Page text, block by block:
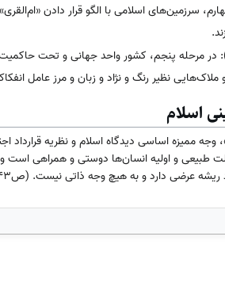
سرزمین‌های اسلامی با الگو قرار دادن
مرحله پنجم، کشور واحد جهانی و تحت حاکمیت
ملاک‌هایی نظیر رنگ و نژاد و زبان و مرز عامل
اسلام
وجه ممیزه اساسی دیدگاه اسلام و نظریه
طبیعی و اولیه انسان‌ها دوستی و همراهی
عرضی دارد و به هیچ وجه ذاتی نیست. (ص۱۴۳)